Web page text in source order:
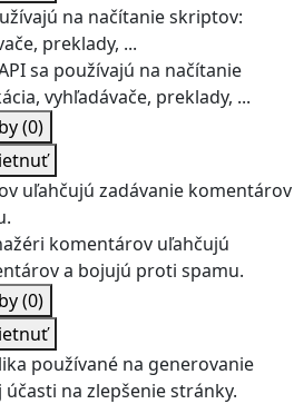
na načítanie skriptov:
preklady, ...
sa používajú na načítanie
vyhľadávače, preklady, ...
(0)
uľahčujú zadávanie komentárov
komentárov uľahčujú
a bojujú proti spamu.
(0)
používané na generovanie
na zlepšenie stránky.